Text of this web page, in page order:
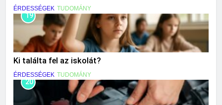
ÉRDESSÉGEK TUDOMÁNY
19
Ki találta fel az iskolát?
ÉRDESSÉGEK TUDOMÁNY
20